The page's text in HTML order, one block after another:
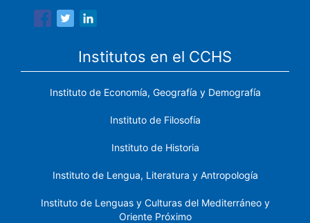
Institutos en el CCHS
Instituto de Economía, Geografía y Demografía
Instituto de Filosofía
Instituto de Historia
Instituto de Lengua, Literatura y Antropología
Instituto de Lenguas y Culturas del Mediterráneo y
Oriente Próximo